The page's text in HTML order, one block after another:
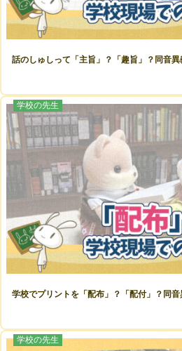
話のしゅしって「主旨」？「趣旨」？同音
学校の先生
学校でプリントを「配布」？「配付」？同
学校の先生